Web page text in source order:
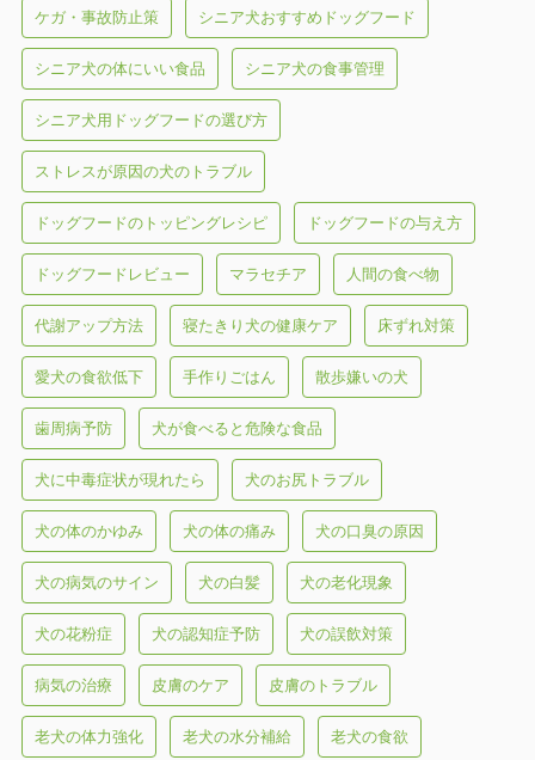
ケガ・事故防止策 シニア犬おすすめドッグフード
シニア犬の体にいい食品 シニア犬の食事管理
シニア犬用ドッグフードの選び方
ストレスが原因の犬のトラブル
ドッグフードのトッピングレシピ ドッグフードの与え方
ドッグフードレビュー マラセチア 人間の食べ物
代謝アップ方法 寝たきり犬の健康ケア 床ずれ対策
愛犬の食欲低下 手作りごはん 散歩嫌いの犬
歯周病予防 犬が食べると危険な食品
犬に中毒症状が現れたら 犬のお尻トラブル
犬の体のかゆみ 犬の体の痛み 犬の口臭の原因
犬の病気のサイン 犬の白髪 犬の老化現象
犬の花粉症 犬の認知症予防 犬の誤飲対策
病気の治療 皮膚のケア 皮膚のトラブル
老犬の体力強化 老犬の水分補給 老犬の食欲